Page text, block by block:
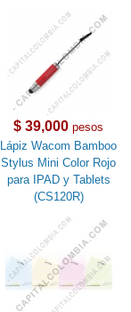
$ 39,000 pesos
Lápiz Wacom Bamboo
Stylus Mini Color Rojo
para IPAD y Tablets
(CS120R)